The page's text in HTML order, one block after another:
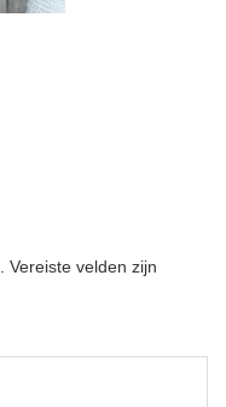
Vereiste velden zijn